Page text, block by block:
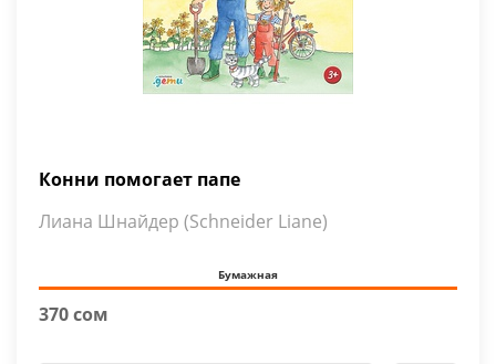
Конни помогает папе
Лиана Шнайдер (Schneider Liane)
Бумажная
370 сом